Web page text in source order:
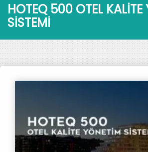
HOTEQ 500 OTEL KALİTE
SİSTEMİ